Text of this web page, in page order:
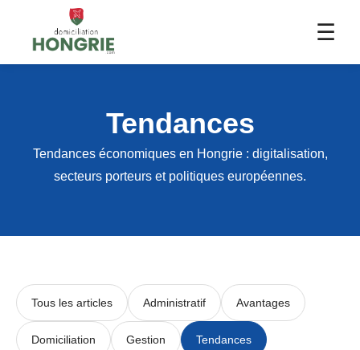
☰
Tendances
Tendances économiques en Hongrie : digitalisation,
secteurs porteurs et politiques européennes.
Tous les articles Administratif Avantages
Domiciliation Gestion Tendances